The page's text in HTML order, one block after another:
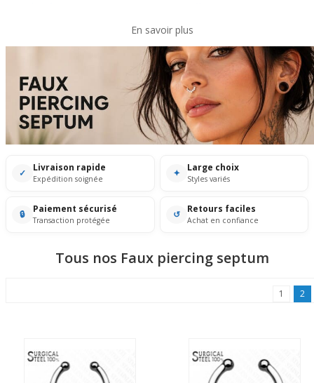
En savoir plus
✓ Livraison rapide
Expédition soignée ✦ Large choix
Styles variés
🔒 Paiement sécurisé
Transaction protégée ↺ Retours faciles
Achat en confiance
Tous nos Faux piercing septum
1 2